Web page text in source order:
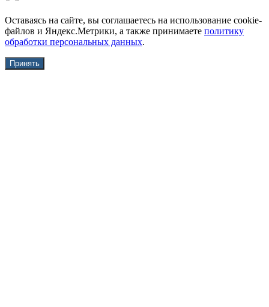
Оставаясь на сайте, вы соглашаетесь на использование cookie-
файлов и Яндекс.Метрики, а также принимаете политику
обработки персональных данных.
Принять